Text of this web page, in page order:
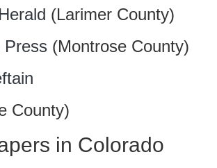
(Larimer County)
Press (Montrose County)
County)
in Colorado